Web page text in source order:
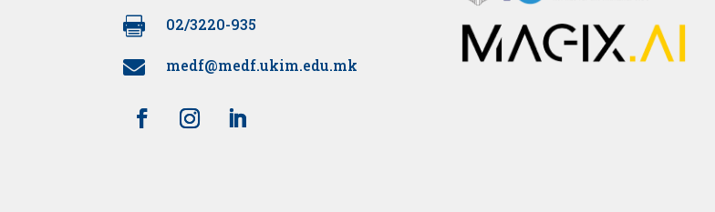
 02/3220-935
 medf@medf.ukim.edu.mk